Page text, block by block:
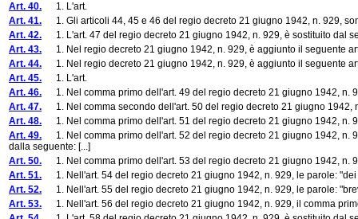
Art. 40. 1. L'art.
Art. 41. 1. Gli articoli 44, 45 e 46 del regio decreto 21 giugno 1942, n. 929,
Art. 42. 1. L'art. 47 del regio decreto 21 giugno 1942, n. 929, è sostituito dal
Art. 43. 1. Nel regio decreto 21 giugno 1942, n. 929, è aggiunto il seguente
Art. 44. 1. Nel regio decreto 21 giugno 1942, n. 929, è aggiunto il seguente
Art. 45. 1. L'art.
Art. 46. 1. Nel comma primo dell'art. 49 del regio decreto 21 giugno 1942, n.
Art. 47. 1. Nel comma secondo dell'art. 50 del regio decreto 21 giugno 1942,
Art. 48. 1. Nel comma primo dell'art. 51 del regio decreto 21 giugno 1942, n.
Art. 49. 1. Nel comma primo dell'art. 52 del regio decreto 21 giugno 1942, n.
dalla seguente: [...]
Art. 50. 1. Nel comma primo dell'art. 53 del regio decreto 21 giugno 1942, n.
Art. 51. 1. Nell'art. 54 del regio decreto 21 giugno 1942, n. 929, le parole:
Art. 52. 1. Nell'art. 55 del regio decreto 21 giugno 1942, n. 929, le parole:
Art. 53. 1. Nell'art. 56 del regio decreto 21 giugno 1942, n. 929, il comma